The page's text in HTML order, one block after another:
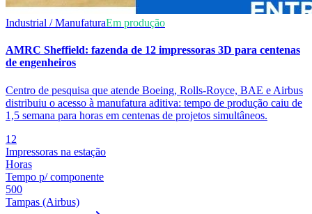
Industrial / ManufaturaEm produção
AMRC Sheffield: fazenda de 12 impressoras 3D para centenas
de engenheiros
Centro de pesquisa que atende Boeing, Rolls-Royce, BAE e Airbus
distribuiu o acesso à manufatura aditiva: tempo de produção caiu de
1,5 semana para horas em centenas de projetos simultâneos.
12
Impressoras na estação
Horas
Tempo p/ componente
500
Tampas (Airbus)